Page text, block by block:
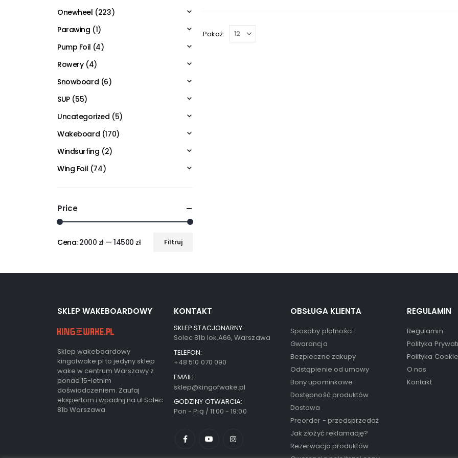
Pokaż:
Onewheel (223)
Parawing (1)
Pump Foil (4)
Rowery (4)
Snowboard (6)
SUP (55)
Uncategorized (5)
Wakeboard (170)
Windsurfing (2)
Wing Foil (74)
Price
Filtruj
Cena: 2000 zł—14500 zł
SKLEP WAKEBOARDOWY
Sklep wakeboardowy
kingofwake.pl to jedyny sklep
wake w centrum Warszawy z
ponad 15-letnim
doświadczeniem. Zaufaj
ekspertom i wpadnij na ul.Solec
81b Warszawa.
KONTAKT
SKLEP STACJONARNY:
Solec 81b lok.A66, Warszawa
TELEFON:
+48 510 070 090
EMAIL:
sklep@kingofwake.pl
GODZINY OTWARCIA:
Pon - Pią / 11:00 - 19:00
OBSŁUGA KLIENTA
Sposoby płatności
Gwarancja
Bezpieczne zakupy
Odstąpienie od umowy
Bony upominkowe
Dostępność produktów
Dostawa
Preorder - przedsprzedaż
Jak złożyć reklamację?
Rezerwacja produktów
REGULAMIN
Regulamin
Polityka
Polityka
O nas
Kontakt